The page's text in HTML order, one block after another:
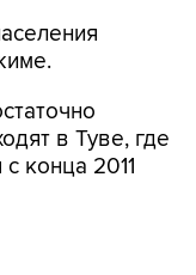
в Туве, где
конца 2011